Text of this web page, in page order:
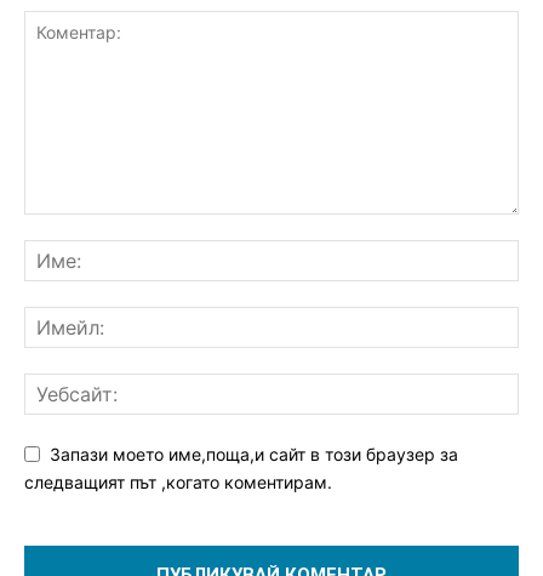
Запази моето име,поща,и сайт в този браузер за
следващият път ,когато коментирам.